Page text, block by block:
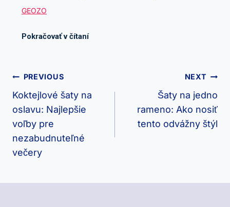
Navigácia
V
Článku
PREVIOUS
Koktejlové šaty na
oslavu: Najlepšie
voľby pre
nezabudnuteľné
večery
NEXT
Šaty na jedno
rameno: Ako nosiť
tento odvážny štýl